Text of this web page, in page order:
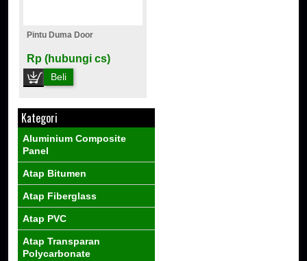
Pintu Duma Door
Rp (hubungi cs)
Beli
Kategori
Aluminium Composite
Panel
Atap Bitumen
Atap Fiberglass
Atap PVC
Atap Transparan
Polycarbonate